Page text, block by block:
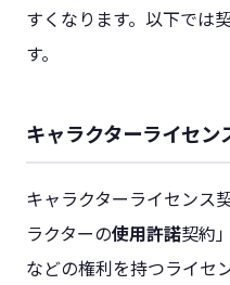
すくなります。以下では
す。
キャラクターライセン
キャラクターライセンス
ラクターの使用許諾契約
などの権利を持つライセ